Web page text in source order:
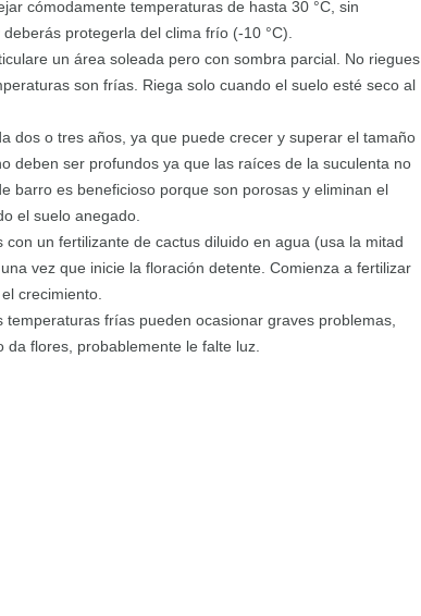
cómodamente temperaturas de hasta 30 °C, sin
protegerla del clima frío (-10 °C).
un área soleada pero con sombra parcial. No riegues
son frías. Riega solo cuando el suelo esté seco al
dos o tres años, ya que puede crecer y superar el tamaño
deben ser profundos ya que las raíces de la suculenta no
barro es beneficioso porque son porosas y eliminan el
el suelo anegado.
con un fertilizante de cactus diluido en agua (usa la mitad
vez que inicie la floración detente. Comienza a fertilizar
crecimiento.
temperaturas frías pueden ocasionar graves problemas,
flores, probablemente le falte luz.